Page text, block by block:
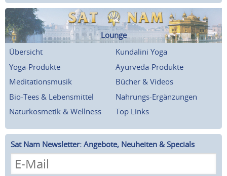
Lounge
Übersicht
Kundalini Yoga
Yoga-Produkte
Ayurveda-Produkte
Meditationsmusik
Bücher & Videos
Bio-Tees & Lebensmittel
Nahrungs-Ergänzungen
Naturkosmetik & Wellness
Top Links
Sat Nam Newsletter: Angebote, Neuheiten & Specials